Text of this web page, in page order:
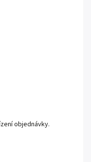
objednávky.